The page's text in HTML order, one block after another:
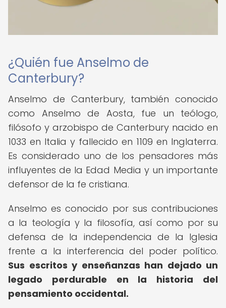
¿Quién fue Anselmo de
Canterbury?
Anselmo de Canterbury, también conocido
como Anselmo de Aosta, fue un teólogo,
filósofo y arzobispo de Canterbury nacido en
1033 en Italia y fallecido en 1109 en Inglaterra.
Es considerado uno de los pensadores más
influyentes de la Edad Media y un importante
defensor de la fe cristiana.
Anselmo es conocido por sus contribuciones
a la teología y la filosofía, así como por su
defensa de la independencia de la Iglesia
frente a la interferencia del poder político.
Sus escritos y enseñanzas han dejado un
legado perdurable en la historia del
pensamiento occidental.